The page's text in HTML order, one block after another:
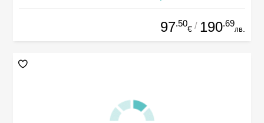
97.50
€ / 190.69
лв.